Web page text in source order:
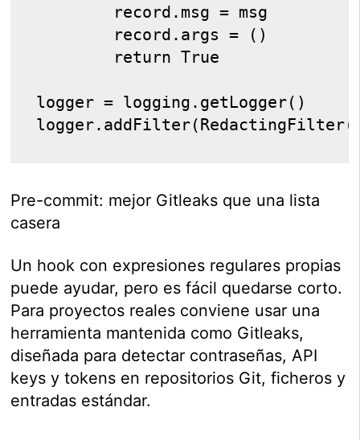
        record.msg = msg
        record.args = ()
        return True
logger = logging.getLogger()
Pre-commit: mejor Gitleaks que una lista
casera
Un hook con expresiones regulares propias
puede ayudar, pero es fácil quedarse corto.
Para proyectos reales conviene usar una
herramienta mantenida como Gitleaks,
diseñada para detectar contraseñas, API
keys y tokens en repositorios Git, ficheros y
entradas estándar.